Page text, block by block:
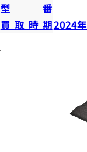
型番
買取時期2024